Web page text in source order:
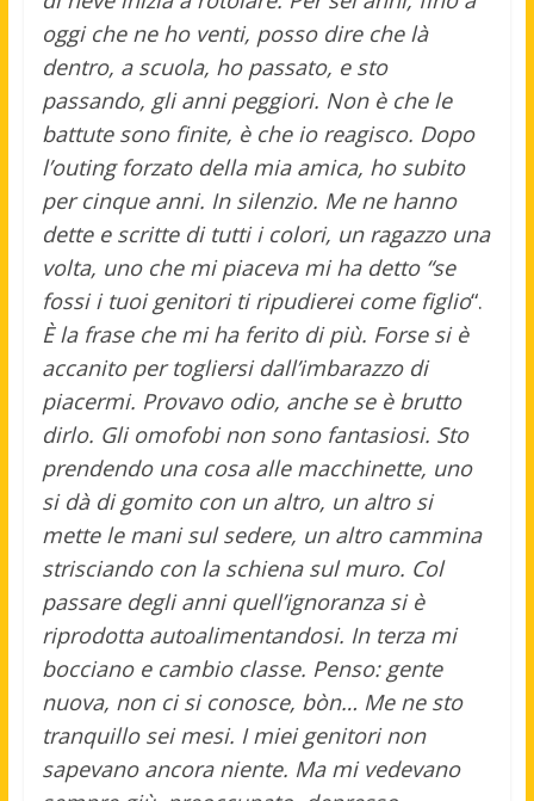
oggi che ne ho venti, posso dire che là
dentro, a scuola, ho passato, e sto
passando, gli anni peggiori. Non è che le
battute sono finite, è che io reagisco. Dopo
l’outing forzato della mia amica, ho subito
per cinque anni. In silenzio. Me ne hanno
dette e scritte di tutti i colori, un ragazzo una
volta, uno che mi piaceva mi ha detto “se
fossi i tuoi genitori ti ripudierei come figlio“.
È la frase che mi ha ferito di più. Forse si è
accanito per togliersi dall’imbarazzo di
piacermi. Provavo odio, anche se è brutto
dirlo. Gli omofobi non sono fantasiosi. Sto
prendendo una cosa alle macchinette, uno
si dà di gomito con un altro, un altro si
mette le mani sul sedere, un altro cammina
strisciando con la schiena sul muro. Col
passare degli anni quell’ignoranza si è
riprodotta autoalimentandosi. In terza mi
bocciano e cambio classe. Penso: gente
nuova, non ci si conosce, bòn… Me ne sto
tranquillo sei mesi. I miei genitori non
sapevano ancora niente. Ma mi vedevano